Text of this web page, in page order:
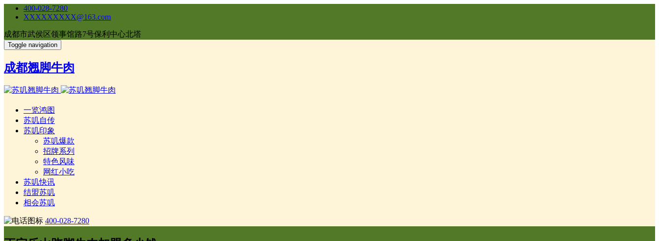
400-028-7280
XXXXXXXXX@163.com
成都市武侯区领事馆路7号保利中心北塔
Toggle navigation
成都翘脚牛肉
一览鸿图
苏叽自传
苏叽印象
苏叽爆款
招牌系列
特色风味
网红小吃
苏叽快讯
结盟苏叽
相会苏叽
400-028-7280